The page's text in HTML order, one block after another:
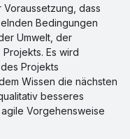
dass
Bedingungen
Umwelt, der
Es wird
Projekts
Wissen die nächsten
besseres
Vorgehensweise